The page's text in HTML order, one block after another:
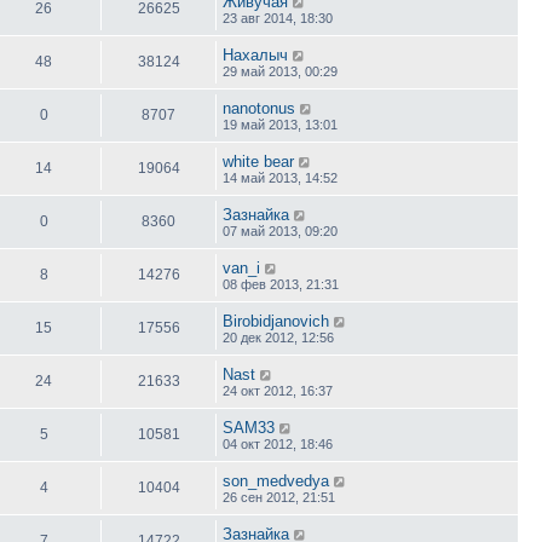
26 26625
23 авг 2014, 18:30
48 38124 Нахалыч
29 май 2013, 00:29
0 8707 nanotonus
19 май 2013, 13:01
14 19064 white bear
14 май 2013, 14:52
0 8360 Зазнайка
07 май 2013, 09:20
8 14276 van_i
08 фев 2013, 21:31
15 17556 Birobidjanovich
20 дек 2012, 12:56
24 21633 Nast
24 окт 2012, 16:37
5 10581 SAM33
04 окт 2012, 18:46
4 10404 son_medvedya
26 сен 2012, 21:51
Зазнайка